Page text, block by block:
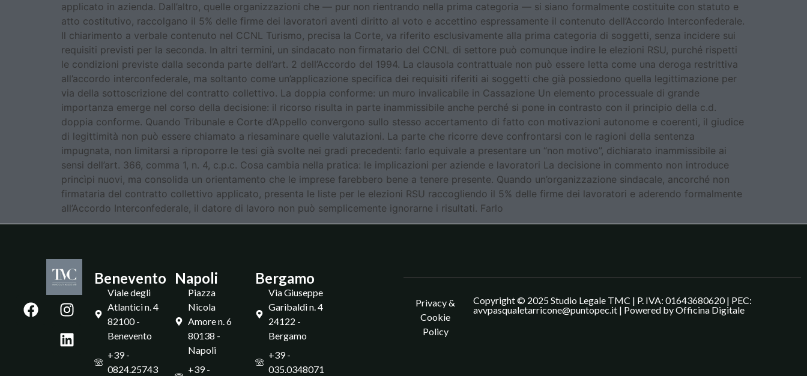
applicato in azienda. Dall’altro, quelle organizzazioni che — pur non rientrando nella prima categoria — si siano formalmente costituite con statuto e
atto costitutivo, raccolgano il 5% delle firme dei lavoratori aventi diritto al voto e accettino espressamente il contenuto dell’Accordo Interconfederale.
Il chiarimento a verbale contenuto nel CCNL Turismo, precisa la Corte, va riferito esclusivamente alla prima categoria di soggetti, senza incidere sui
requisiti previsti per la seconda. In altri termini, un sindacato non firmatario del CCNL di settore può comunque indire le elezioni RSU, purché rispetti
le condizioni previste dalla seconda parte dell’art. 2 dell’Accordo del 1994. La clausola contrattuale non può essere letta come una deroga restrittiva
all’accordo interconfederale, ma soltanto come un’applicazione specifica dei requisiti riferiti ai soggetti che già possiedono quella legittimazione per
via della sottoscrizione del contratto collettivo. La doppia conforme: un muro invalicabile in Cassazione Un elemento processuale di grande
importanza emerge nel corso della decisione: il ricorso risulta in parte inammissibile anche perché si pone in contrasto con il principio della c.d.
doppia conforme. Quando Tribunale e Corte d’Appello convergono sullo stesso accertamento di fatto con motivazioni autonome e coerenti, il giudice
di legittimità non può essere chiamato a riesaminare quelle valutazioni. La parte che ricorre deve confrontarsi con le ragioni della sentenza
impugnata, non limitarsi a riproporre le tesi già svolte nei gradi precedenti: farlo equivale a presentare un “non motivo”, dichiarato inammissibile ai
sensi dell’art. 366, comma 1, n. 4, c.p.c. Cosa cambia nella pratica: le implicazioni per aziende e lavoratori La decisione in commento non introduce
princìpi nuovi, ma consolida un orientamento che le imprese farebbero bene a tenere presente. Quando un’organizzazione sindacale, ancorché non
firmataria del contratto collettivo applicato, presenta le liste per le elezioni RSU raccogliendo il 5% delle firme dei lavoratori e aderendo formalmente
all’Accordo Interconfederale, il datore di lavoro non può semplicemente ignorarne i risultati. Farlo
Benevento
Viale degli
Atlantici n. 4
82100 -
Benevento
+39 -
0824.25743
Napoli
Piazza
Nicola
Amore n. 6
80138 -
Napoli
+39 -
Bergamo
Via Giuseppe
Garibaldi n. 4
24122 -
Bergamo
+39 -
035.0348071
Privacy &
Cookie
Policy
Copyright © 2025 Studio Legale TMC | P. IVA: 01643680620 | PEC:
avvpasqualetarricone@puntopec.it | Powered byOfficina Digitale